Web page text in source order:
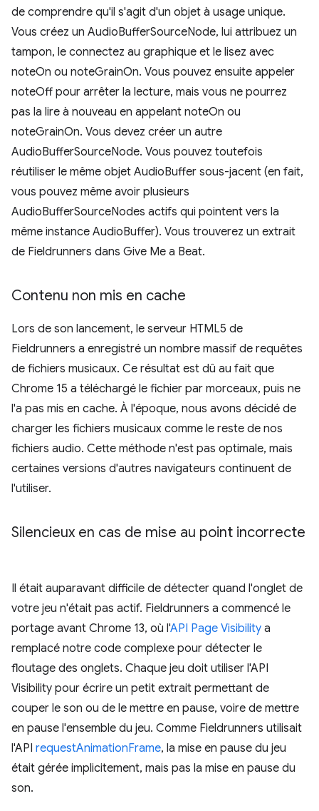
de comprendre qu'il s'agit d'un objet à usage unique.
Vous créez un AudioBufferSourceNode, lui attribuez un
tampon, le connectez au graphique et le lisez avec
noteOn ou noteGrainOn. Vous pouvez ensuite appeler
noteOff pour arrêter la lecture, mais vous ne pourrez
pas la lire à nouveau en appelant noteOn ou
noteGrainOn. Vous devez créer un autre
AudioBufferSourceNode. Vous pouvez toutefois
réutiliser le même objet AudioBuffer sous-jacent (en fait,
vous pouvez même avoir plusieurs
AudioBufferSourceNodes actifs qui pointent vers la
même instance AudioBuffer). Vous trouverez un extrait
de Fieldrunners dans Give Me a Beat.
Contenu non mis en cache
Lors de son lancement, le serveur HTML5 de
Fieldrunners a enregistré un nombre massif de requêtes
de fichiers musicaux. Ce résultat est dû au fait que
Chrome 15 a téléchargé le fichier par morceaux, puis ne
l'a pas mis en cache. À l'époque, nous avons décidé de
charger les fichiers musicaux comme le reste de nos
fichiers audio. Cette méthode n'est pas optimale, mais
certaines versions d'autres navigateurs continuent de
l'utiliser.
Silencieux en cas de mise au point incorrecte
Il était auparavant difficile de détecter quand l'onglet de
votre jeu n'était pas actif. Fieldrunners a commencé le
portage avant Chrome 13, où l'API Page Visibility a
remplacé notre code complexe pour détecter le
floutage des onglets. Chaque jeu doit utiliser l'API
Visibility pour écrire un petit extrait permettant de
couper le son ou de le mettre en pause, voire de mettre
en pause l'ensemble du jeu. Comme Fieldrunners utilisait
l'API requestAnimationFrame, la mise en pause du jeu
était gérée implicitement, mais pas la mise en pause du
son.